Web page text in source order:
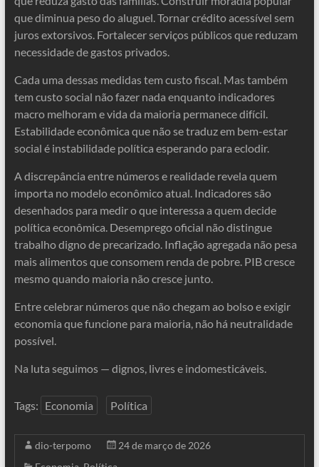
que diminua peso do aluguel. Tornar crédito acessível sem
juros extorsivos. Fortalecer serviços públicos que reduzam
necessidade de gastos privados.
Cada uma dessas medidas tem custo fiscal. Mas também
tem custo social não fazer nada enquanto indicadores
macro melhoram e vida da maioria permanece difícil.
Estabilidade econômica que não se traduz em bem-estar
social é instabilidade política esperando para eclodir.
A discrepância entre números e realidade revela quem
importa no modelo econômico atual. Indicadores são
desenhados para medir o que interessa a quem decide
política econômica. Desemprego oficial não distingue
trabalho digno de precarizado. Inflação agregada não pesa
mais alimentos que consomem renda de pobre. PIB cresce
mesmo quando maioria não cresce junto.
Entre celebrar números que não chegam ao bolso e exigir
economia que funcione para maioria, não há neutralidade
possível.
Na luta seguimos — dignos, livres e indomesticáveis.
Tags: Economia Política
dio-terpomo
24 de março de 2026